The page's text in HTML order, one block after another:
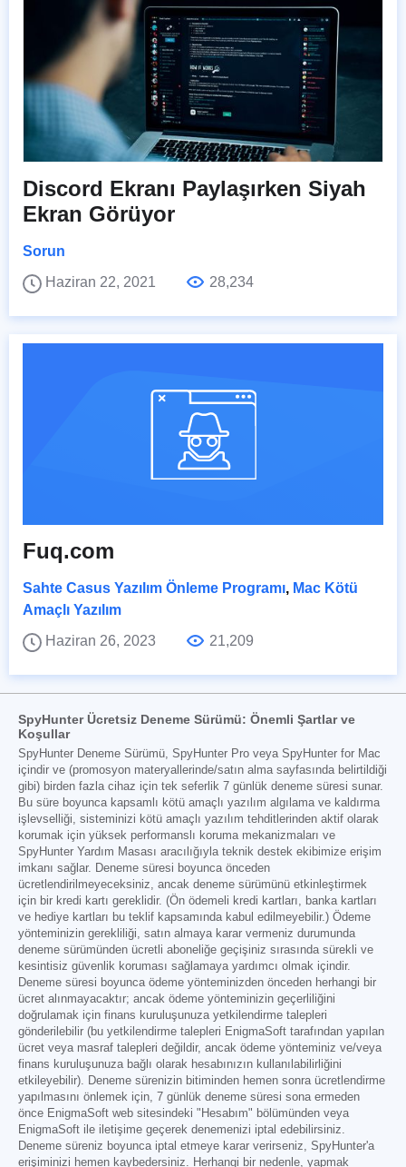
Discord Ekranı Paylaşırken Siyah
Ekran Görüyor
Sorun
Haziran 22, 2021
28,234
Fuq.com
Sahte Casus Yazılım Önleme Programı, Mac Kötü
Amaçlı Yazılım
Haziran 26, 2023
21,209
SpyHunter Ücretsiz Deneme Sürümü: Önemli Şartlar ve
Koşullar
SpyHunter Deneme Sürümü, SpyHunter Pro veya SpyHunter for Mac
içindir ve (promosyon materyallerinde/satın alma sayfasında belirtildiği
gibi) birden fazla cihaz için tek seferlik 7 günlük deneme süresi sunar.
Bu süre boyunca kapsamlı kötü amaçlı yazılım algılama ve kaldırma
işlevselliği, sisteminizi kötü amaçlı yazılım tehditlerinden aktif olarak
korumak için yüksek performanslı koruma mekanizmaları ve
SpyHunter Yardım Masası aracılığıyla teknik destek ekibimize erişim
imkanı sağlar. Deneme süresi boyunca önceden
ücretlendirilmeyeceksiniz, ancak deneme sürümünü etkinleştirmek
için bir kredi kartı gereklidir. (Ön ödemeli kredi kartları, banka kartları
ve hediye kartları bu teklif kapsamında kabul edilmeyebilir.) Ödeme
yönteminizin gerekliliği, satın almaya karar vermeniz durumunda
deneme sürümünden ücretli aboneliğe geçişiniz sırasında sürekli ve
kesintisiz güvenlik koruması sağlamaya yardımcı olmak içindir.
Deneme süresi boyunca ödeme yönteminizden önceden herhangi bir
ücret alınmayacaktır; ancak ödeme yönteminizin geçerliliğini
doğrulamak için finans kuruluşunuza yetkilendirme talepleri
gönderilebilir (bu yetkilendirme talepleri EnigmaSoft tarafından yapılan
ücret veya masraf talepleri değildir, ancak ödeme yönteminiz ve/veya
finans kuruluşunuza bağlı olarak hesabınızın kullanılabilirliğini
etkileyebilir). Deneme sürenizin bitiminden hemen sonra ücretlendirme
yapılmasını önlemek için, 7 günlük deneme süresi sona ermeden
önce EnigmaSoft web sitesindeki "Hesabım" bölümünden veya
EnigmaSoft ile iletişime geçerek denemenizi iptal edebilirsiniz.
Deneme süreniz boyunca iptal etmeye karar verirseniz, SpyHunter'a
erişiminizi hemen kaybedersiniz. Herhangi bir nedenle, yapmak